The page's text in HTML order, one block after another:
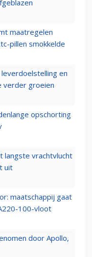
maatregelen
pillen smokkelde
en
verder groeien
opschorting
langste vrachtvlucht
uit
maatschappij gaat
100-vloot
door Apollo,